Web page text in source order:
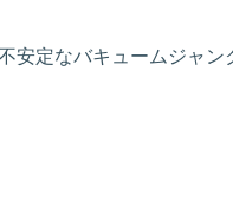
定なバキュームジャン